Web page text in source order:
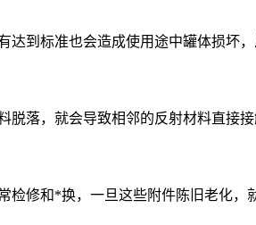
到标准也会造成使用途中罐体损坏，
落，就会导致相邻的反射材料直接接
修和*换，一旦这些附件陈旧老化，